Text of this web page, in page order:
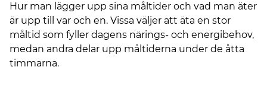
Hur man lägger upp sina måltider och vad man äter
är upp till var och en. Vissa väljer att äta en stor
måltid som fyller dagens närings- och energibehov,
medan andra delar upp måltiderna under de åtta
timmarna.